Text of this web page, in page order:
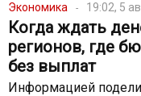
Экономика 19:02, 5
Когда ждать
регионов, где
без выплат
Информацией